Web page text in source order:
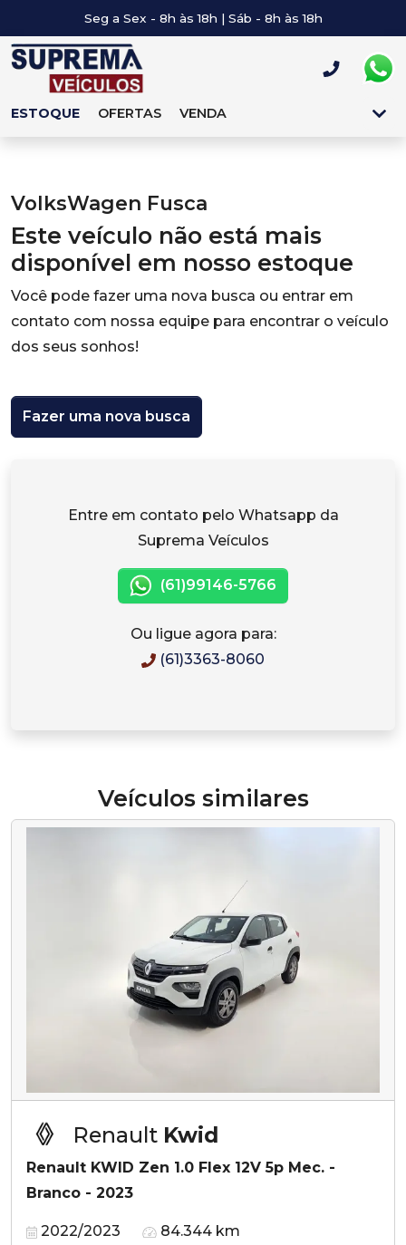
Seg a Sex - 8h às 18h | Sáb - 8h às 18h
ESTOQUE OFERTAS VENDA
VolksWagen Fusca
Este veículo não está mais
disponível em nosso estoque
Você pode fazer uma nova busca ou entrar em
contato com nossa equipe para encontrar o veículo
dos seus sonhos!
Fazer uma nova busca
Entre em contato pelo Whatsapp da
Suprema Veículos
(61)99146-5766
Ou ligue agora para:
(61)3363-8060
Veículos similares
Renault Kwid
Renault KWID Zen 1.0 Flex 12V 5p Mec. -
Branco - 2023
2022/2023 84.344 km